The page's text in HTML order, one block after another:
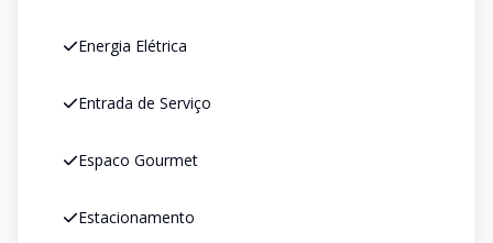
Energia Elétrica
Entrada de Serviço
Espaco Gourmet
Estacionamento